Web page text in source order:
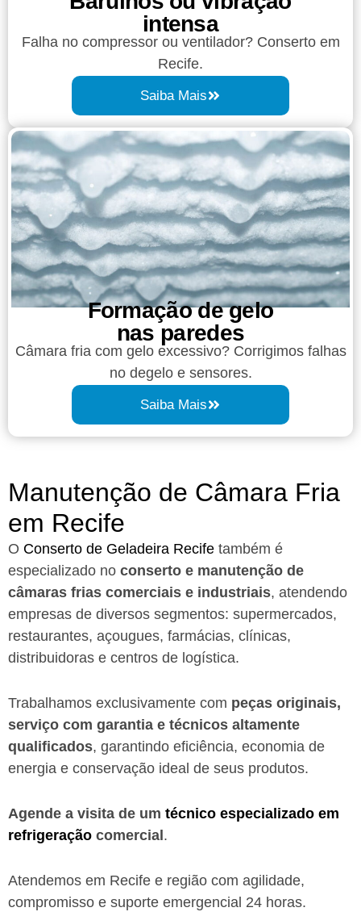
intensa​
Falha no compressor ou ventilador? Conserto em
Recife.
Saiba Mais
Formação de gelo
nas paredes
Câmara fria com gelo excessivo? Corrigimos falhas
no degelo e sensores.
Saiba Mais
Manutenção de Câmara Fria
em Recife​
O Conserto de Geladeira Recife também é
especializado no conserto e manutenção de
câmaras frias comerciais e industriais, atendendo
empresas de diversos segmentos: supermercados,
restaurantes, açougues, farmácias, clínicas,
distribuidoras e centros de logística.
Trabalhamos exclusivamente com peças originais,
serviço com garantia e técnicos altamente
qualificados, garantindo eficiência, economia de
energia e conservação ideal de seus produtos.
Agende a visita de um técnico especializado em
refrigeração comercial.
Atendemos em Recife e região com agilidade,
compromisso e suporte emergencial 24 horas.